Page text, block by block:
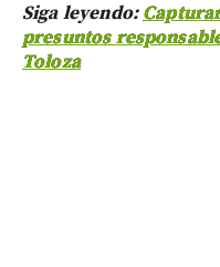
Siga leyendo:
presuntos
Toloza